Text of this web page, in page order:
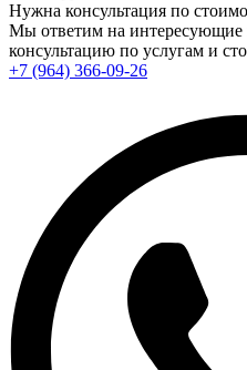
Нужна консультация по
Мы ответим на интересующие
консультацию по услугам и
+7 (964) 366-09-26